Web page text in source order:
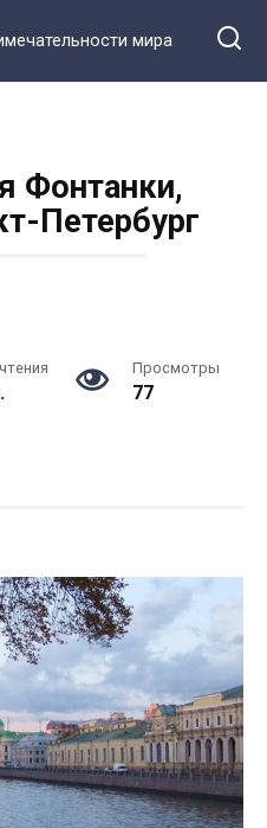
мира
Фонтанки,
Петербург
Просмотры
77